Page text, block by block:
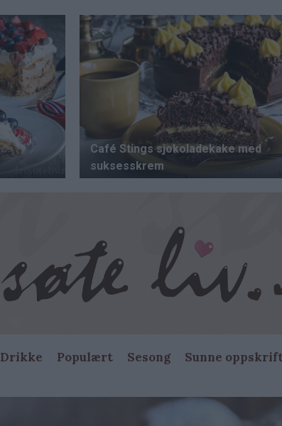
Drikke Populært Sesong Sunne